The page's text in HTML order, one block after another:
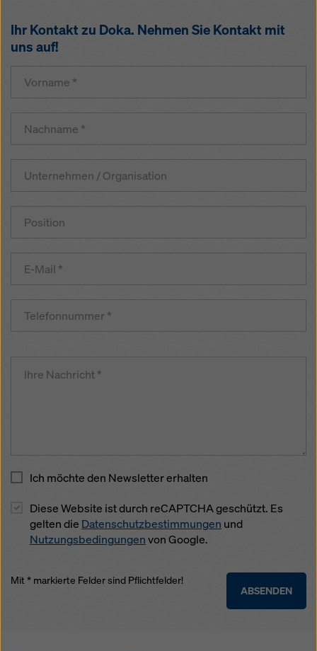
Ihr Kontakt zu Doka. Nehmen Sie Kontakt mit
uns auf!
Ich möchte den Newsletter erhalten
Diese Website ist durch reCAPTCHA geschützt. Es
gelten die Datenschutzbestimmungen und
Nutzungsbedingungenvon Google.
ABSENDEN
Mit * markierte Felder sind Pflichtfelder!